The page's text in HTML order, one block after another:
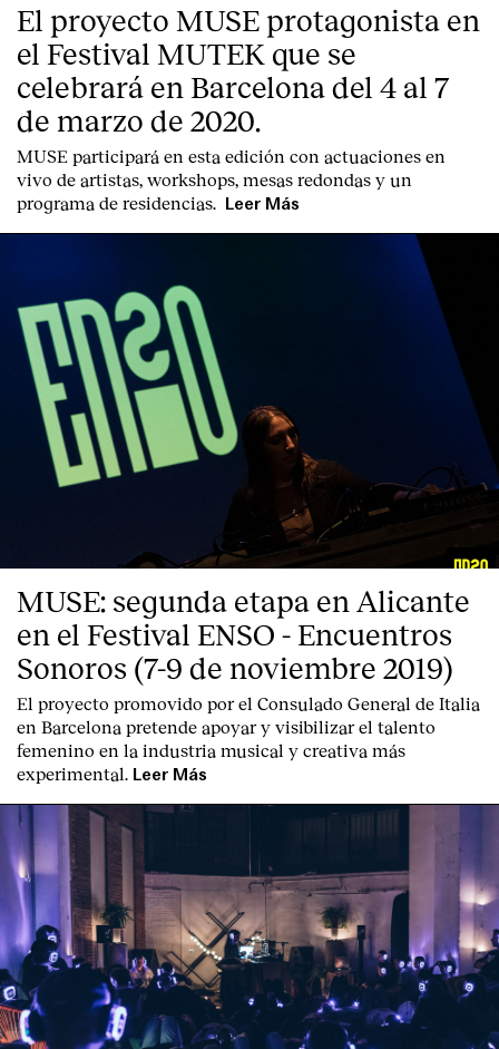
Index
El proyecto MUSE protagonista en
el Festival MUTEK que se
celebrará en Barcelona del 4 al 7
de marzo de 2020.
MUSE participará en esta edición con actuaciones en
vivo de artistas, workshops, mesas redondas y un
programa de residencias.
Leer Más
MUSE: segunda etapa en Alicante
en el Festival ENSO - Encuentros
Sonoros (7-9 de noviembre 2019)
El proyecto promovido por el Consulado General de Italia
en Barcelona pretende apoyar y visibilizar el talento
femenino en la industria musical y creativa más
experimental.
Leer Más